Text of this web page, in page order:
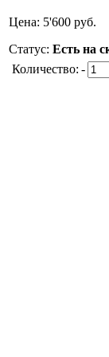
Цена: 5'600 руб.
Статус: Есть на
Количество: -